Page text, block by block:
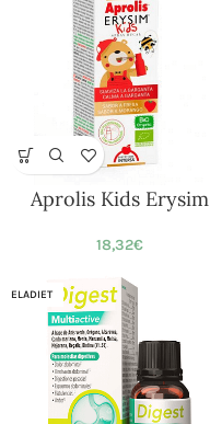
Aprolis Kids Erysim
18,32€
ELADIET